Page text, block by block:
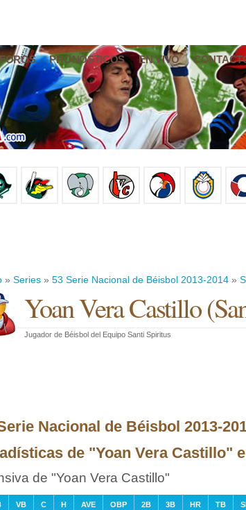
PRONÓSTICOS EN VIVO
» Series » 53 Serie Nacional de Béisbol 2013-2014 »
Yoan Vera Castillo(
Jugador de Béisbol del Equipo Santi Spiritus
Nacional de Béisbol 2013-
de "Yoan Vera Castillo"
de "Yoan Vera Castillo"
VB C H AVE OBP 2B 3B HR TB